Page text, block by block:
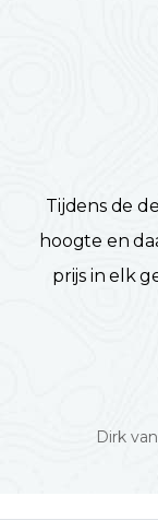
Tijdens de
hoogte en
prijs in elk
Dirk